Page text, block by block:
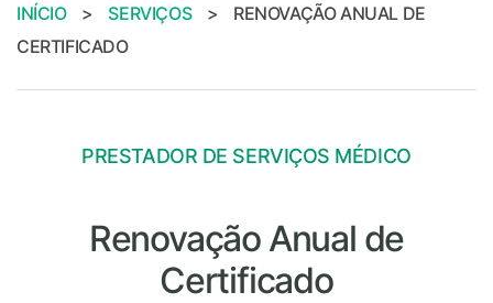
INÍCIO > SERVIÇOS >
RENOVAÇÃO ANUAL DE
CERTIFICADO
PRESTADOR DE SERVIÇOS MÉDICO
Renovação Anual de
Certificado